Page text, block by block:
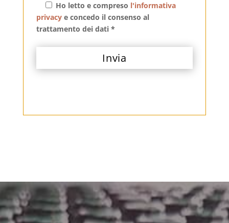
Ho letto e compreso l'informativa
privacye concedo il consenso al
trattamento dei dati *